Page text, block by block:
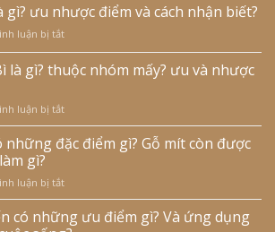
gì? ưu nhược điểm và cách nhận biết?
luận bị tắt
trắc
là
nhược
điểm
và
biết?
là gì? thuộc nhóm mấy? ưu và nhược
luận bị tắt
Gỗ
Tần
Bì
thuộc
nhóm
những đặc điểm gì? Gỗ mít còn được
gì?
luận bị tắt
Gỗ
mít
có
có những ưu điểm gì? Và ứng dụng